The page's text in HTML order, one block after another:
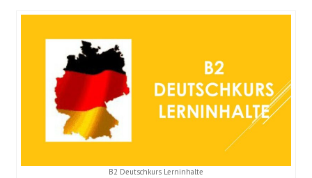
B2 Deutschkurs Lerninhalte